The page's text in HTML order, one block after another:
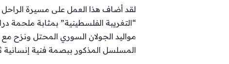
لقد أضاف هذا العمل على مسيرة
“التغريبة الفلسطينية” بمثابة ملحمة
مواليد الجولان السوري المحتل ونزح
المسلسل المذكور ببصمة فنية إنسانية